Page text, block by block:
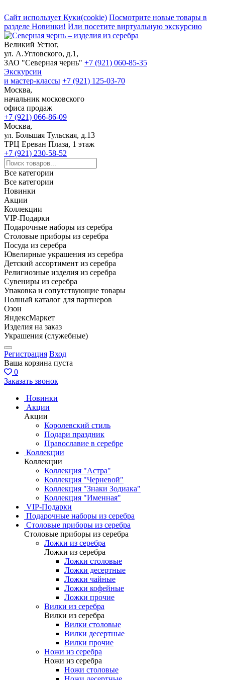
Сайт использует Куки(cookie) Посмотрите новые товары в
разделе Новинки! Или посетите виртуальную экскурсию
Великий Устюг,
ул. А.Угловского, д.1,
ЗАО "Северная чернь" +7 (921) 060-85-35
Экскурсии
и мастер-классы +7 (921) 125-03-70
Москва,
начальник московского
офиса продаж
+7 (921) 066-86-09
Москва,
ул. Большая Тульская, д.13
ТРЦ Ереван Плаза, 1 этаж
+7 (921) 230-58-52
Все категории
Все категории
Новинки
Акции
Коллекции
VIP-Подарки
Подарочные наборы из серебра
Столовые приборы из серебра
Посуда из серебра
Ювелирные украшения из серебра
Детский ассортимент из серебра
Религиозные изделия из серебра
Сувениры из серебра
Упаковка и сопутствующие товары
Полный каталог для партнеров
Озон
ЯндексМаркет
Изделия на заказ
Украшения (служебные)
Регистрация Вход
Ваша корзина пуста
0
Заказать звонок
Новинки
Акции
Акции
Королевский стиль
Подари праздник
Православие в серебре
Коллекции
Коллекции
Коллекция "Астра"
Коллекция "Черневой"
Коллекция "Знаки Зодиака"
Коллекция "Именная"
VIP-Подарки
Подарочные наборы из серебра
Столовые приборы из серебра
Столовые приборы из серебра
Ложки из серебра
Ложки из серебра
Ложки столовые
Ложки десертные
Ложки чайные
Ложки кофейные
Ложки прочие
Вилки из серебра
Вилки из серебра
Вилки столовые
Вилки десертные
Вилки прочие
Ножи из серебра
Ножи из серебра
Ножи столовые